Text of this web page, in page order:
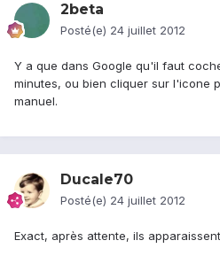
2beta
Posté(e) 24 juillet 2012
Y a que dans Google qu'il faut
minutes, ou bien cliquer sur l'icone
manuel.
Ducale70
Posté(e) 24 juillet 2012
Exact, après attente, ils